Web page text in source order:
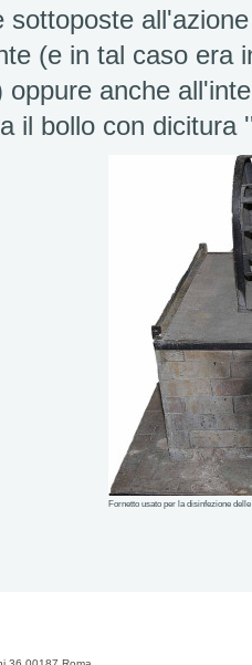
sottoposte
(e in tal caso era
anche
il bollo con dicitura
Fornetto usato per la disinfezione